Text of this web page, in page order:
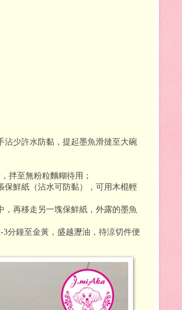
沾少許水防黏，提起墨魚滑撻至大碗
拌至無粉粒麵糊待用；
保鮮紙（沾水可防黏），可用木棍輕
，再移走另一塊保鮮紙，外露的墨魚
3分鐘至金黃，盛越瀝油，待涼切件便